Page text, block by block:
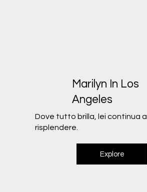
Marilyn In Los
Angeles
Dove tutto brilla, lei continua a
risplendere.
Explore